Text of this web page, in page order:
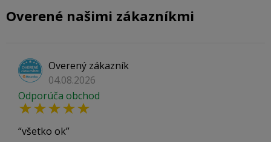
Overené našimi zákazníkmi
Overený zákazník
04.08.2026
Odporúča obchod
všetko ok